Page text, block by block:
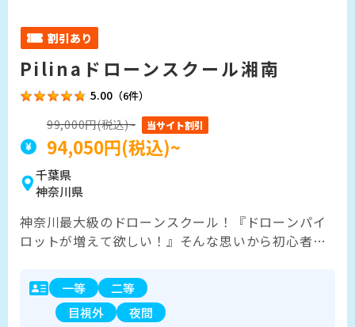
割引あり
Pilinaドローンスクール湘南
5.00 （6件）
99,000円(税込)~ 当サイト割引
94,050円(税込)~
千葉県
神奈川県
神奈川最大級のドローンスクール！『ドローンパイ
ロットが増えて欲しい！』そんな思いから初心者で
卒業生は屋内コート使い放題！資格を取得して「自
主練したいけど場所がない」「機体を購入したから
飛ばしてみたい」そんな方の為に当スクールでは卒
一等
二等
目視外
夜間